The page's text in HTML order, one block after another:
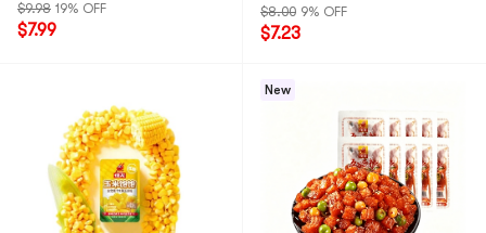
식, 22g*10개입/봉
$9.98 19% OFF
$7.99
$8.00 9% OFF
$7.23
New